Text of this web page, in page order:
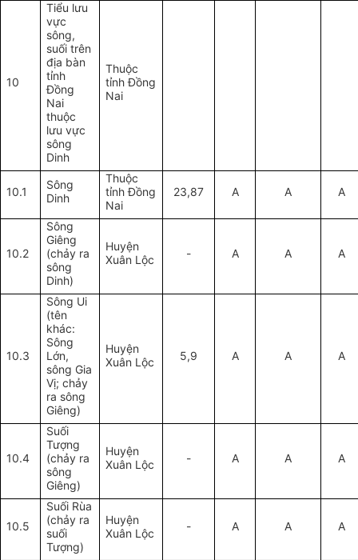
10
Tiểu lưu
vực
sông,
suối trên
địa bàn
tỉnh
Đồng
Nai
thuộc
lưu vực
sông
Dinh
Thuộc
tỉnh Đồng
Nai
10.1
Sông
Dinh
Thuộc
tỉnh Đồng
Nai
23,87 A A A
10.2
Sông
Giêng
(chảy ra
sông
Dinh)
Huyện
Xuân Lộc
- A A A
10.3
Sông Ui
(tên
khác:
Sông
Lớn,
sông Gia
Vị; chảy
ra sông
Giêng)
Huyện
Xuân Lộc
5,9 A A A
10.4
Suối
Tượng
(chảy ra
sông
Giêng)
Huyện
Xuân Lộc
- A A A
10.5
Suối Rùa
(chảy ra
suối
Tượng)
Huyện
Xuân Lộc
- A A A